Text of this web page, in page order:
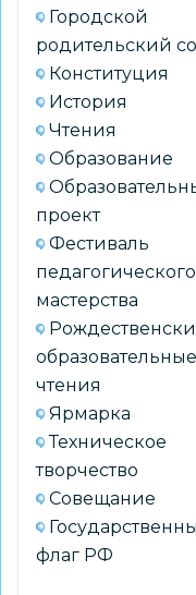
Городской
родительский
Конституция
История
Чтения
Образование
проект
Фестиваль
педагогического
мастерства
образовательные
чтения
Ярмарка
Техническое
творчество
Совещание
флаг РФ